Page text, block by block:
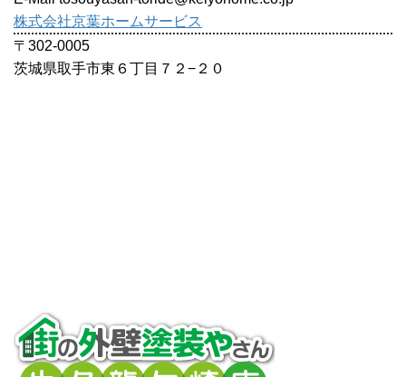
株式会社京葉ホームサービス
〒302-0005
茨城県取手市東６丁目７２−２０